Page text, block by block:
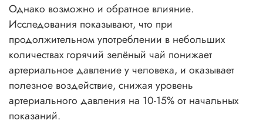
Однако возможно и обратное влияние.
Исследования показывают, что при
продолжительном употреблении в небольших
количествах горячий зелёный чай понижает
артериальное давление у человека, и оказывает
полезное воздействие, снижая уровень
артериального давления на 10-15% от начальных
показаний.